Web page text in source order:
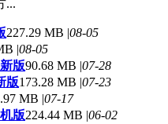
...
227.29 MB |08-05
|08-05
版90.68 MB |07-28
版173.28 MB |07-23
MB |07-17
版224.44 MB |06-02